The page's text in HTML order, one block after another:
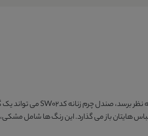
نظر برسد،صندل چرم زنانه کدSW02
می تواند یک
هایتان باز می گذارد. این رنگ ها شاملمشکی،